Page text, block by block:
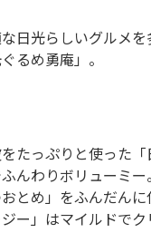
日光らしいグルメを
るめ勇庵」。
たっぷりと使った
んわりボリューミ
とめ」をふんだん
ー」はマイルドで